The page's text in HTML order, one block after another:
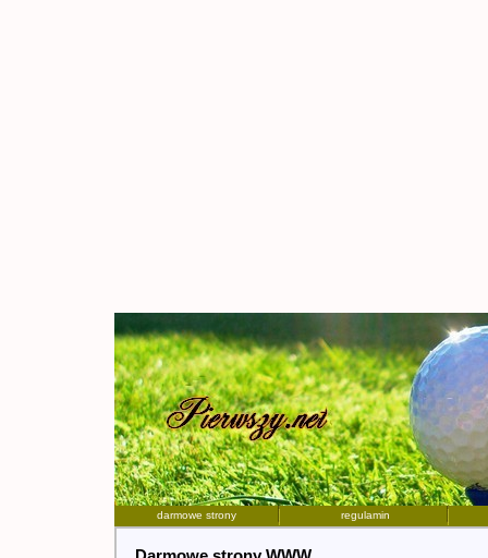
darmowe strony regulamin